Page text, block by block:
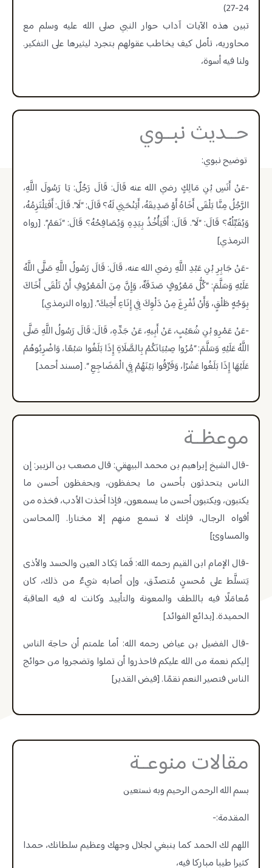
24-27)
تبين هذه الآيات آداب حوار النبي صلى الله عليه وسلم مع
محاوريه، تأمل كيف يخاطب عقولهم بتجرد ليثيرها على التفكير.
ولنا فيه أسوة،
حــديث نبــوي
توضيح نبوي:
-عَنْ أَنَسِ بْنِ مَالِكٍ رضي الله عنه قَالَ: قَالَ رَجُلٌ: يَا رَسُولَ اللَّهِ،
الرَّجُلُ مِنَّا يَلْقَى أَخَاهُ أَوْ صَدِيقَهُ، أَيَنْحَنِي لَهُ؟ قَالَ: “لَا”. قَالَ: أَفَيَلْتَزِمُهُ،
وَيُقَبِّلُهُ؟ قَالَ: “لَا”. قَالَ: أَفَيَأْخُذُ بِيَدِهِ وَيُصَافِحُهُ؟ قَالَ: “نَعَمْ”. [رواه
الترمذي]
-عَنْ جَابِرِ بْنِ عَبْدِ اللَّهِ رضي الله عنه، قَالَ: قَالَ رَسُولُ اللَّهِ صَلَّى اللَّهُ
عَلَيْهِ وَسَلَّمَ: “كُلُّ مَعْرُوفٍ صَدَقَةٌ، وَإِنَّ مِنَ الْمَعْرُوفِ أَنْ تَلْقَى أَخَاكَ
بِوَجْهٍ طَلْقٍ، وَأَنْ تُفْرِغَ مِنْ دَلْوِكَ فِي إِنَاءِ أَخِيكَ”. [رواه الترمذي]
-عَنْ عَمْرِو بْنِ شُعَيْبٍ، عَنْ أَبِيهِ، عَنْ جَدِّهِ، قَالَ: قَالَ رَسُولُ اللَّهِ صَلَّى
اللَّهُ عَلَيْهِ وَسَلَّمَ: “مُرُوا صِبْيَانَكُمْ بِالصَّلَاةِ إِذَا بَلَغُوا سَبْعًا، وَاضْرِبُوهُمْ
عَلَيْهَا إِذَا بَلَغُوا عَشْرًا، وَفَرِّقُوا بَيْنَهُمْ فِي الْمَضَاجِعِ “. [مسند أحمد]
موعظــة
-قال الشيخ إبراهيم بن محمد البيهقي: قال مصعب بن الزبير: إن
الناس يتحدثون بأحسن ما يحفظون، ويحفظون أحسن ما
يكتبون، ويكتبون أحسن ما يسمعون، فإذا أخذت الأدب، فخذه من
أفواه الرجال، فإنك لا تسمع منهم إلا مختارا. [المحاسن
والمساوئ]
-قال الإمام ابن القيم رحمه الله: فَما يَكاد العين والحسد والأذى
يَتسلَّط على مُحسنٍ مُتصدّق، وإن أصابه شيءٌ من ذلك، كان
مُعامَلًا فيه باللطف والمعونة والتأييد وكانت له فيه العاقبة
الحميدة. [بدائع الفوائد]
-قال الفضيل بن عياض رحمه الله: أما علمتم أن حاجة الناس
إليكم نعمة من الله عليكم فاحذروا أن تملوا وتضجروا من حوائج
الناس فتصير النعم نقمًا. [فيض القدير]
مقالات منوعــة
بسم الله الرحمن الرحيم وبه نستعين
المقدمة:-
اللهم لك الحمد كما ينبغي لجلال وجهك وعظيم سلطانك، حمدا
كثيرا طيبا مباركا فيه،